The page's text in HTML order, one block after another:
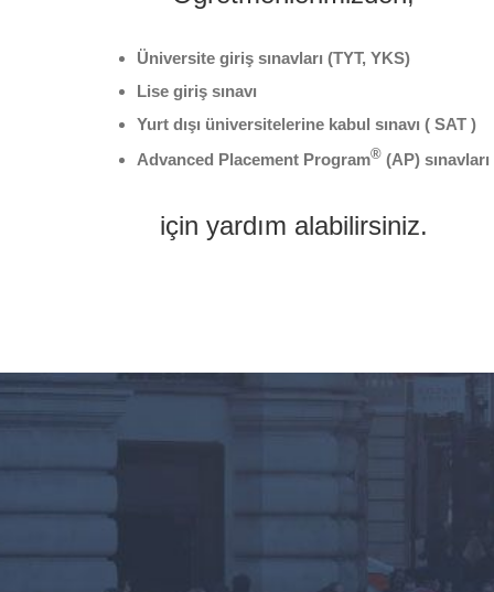
Üniversite giriş sınavları (TYT, YKS)
Lise giriş sınavı
Yurt dışı üniversitelerine kabul sınavı ( SAT )
Advanced Placement Program®(AP) sınavları
için yardım alabilirsiniz.